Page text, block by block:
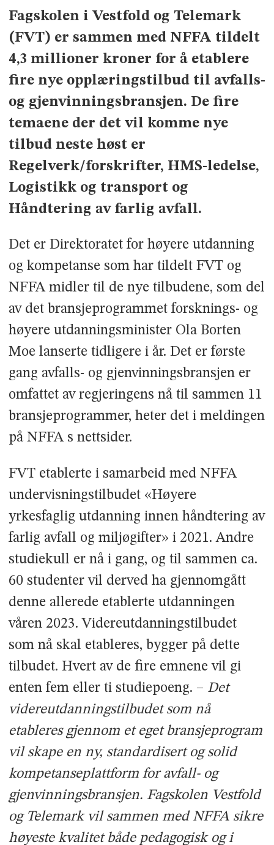
Fagskolen i Vestfold og Telemark
(FVT) er sammen med NFFA tildelt
4,3 millioner kroner for å etablere
fire nye opplæringstilbud til avfalls-
og gjenvinningsbransjen. De fire
temaene der det vil komme nye
tilbud neste høst er
Regelverk/forskrifter, HMS-ledelse,
Logistikk og transport og
Håndtering av farlig avfall.
Det er Direktoratet for høyere utdanning
og kompetanse som har tildelt FVT og
NFFA midler til de nye tilbudene, som del
av det bransjeprogrammet forsknings- og
høyere utdanningsminister Ola Borten
Moe lanserte tidligere i år. Det er første
gang avfalls- og gjenvinningsbransjen er
omfattet av regjeringens nå til sammen 11
bransjeprogrammer, heter det i meldingen
på NFFA s nettsider.
FVT etablerte i samarbeid med NFFA
undervisningstilbudet «Høyere
yrkesfaglig utdanning innen håndtering av
farlig avfall og miljøgifter» i 2021. Andre
studiekull er nå i gang, og til sammen ca.
60 studenter vil derved ha gjennomgått
denne allerede etablerte utdanningen
våren 2023. Videreutdanningstilbudet
som nå skal etableres, bygger på dette
tilbudet. Hvert av de fire emnene vil gi
enten fem eller ti studiepoeng. – Det
videreutdanningstilbudet som nå
etableres gjennom et eget bransjeprogram
vil skape en ny, standardisert og solid
kompetanseplattform for avfall- og
gjenvinningsbransjen. Fagskolen Vestfold
og Telemark vil sammen med NFFA sikre
høyeste kvalitet både pedagogisk og i